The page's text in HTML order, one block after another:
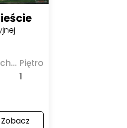
Powierzchnia Piętro
1
Zobacz